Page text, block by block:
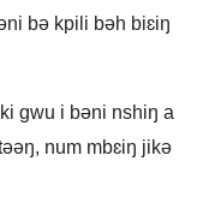
bə kpili bəh biɛiŋ
gwu i bəni nshiŋ a
num mbɛiŋ jikə